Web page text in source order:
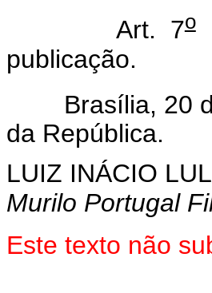
Art. 7o
publicação.
Brasília, 20
da República.
LUIZ INÁCIO
Murilo Portugal
Este texto não